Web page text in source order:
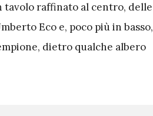
tavolo raffinato al centro, delle
Eco e, poco più in basso,
dietro qualche albero